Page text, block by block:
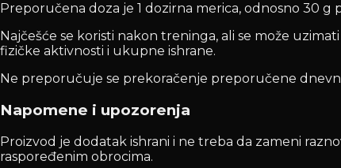
Preporučena doza je 1 dozirna merica, odnosno 30
Najčešće se koristi nakon treninga, ali se može
fizičke aktivnosti i ukupne ishrane.
Ne preporučuje se prekoračenje preporučene
Napomene i upozorenja
Proizvod je dodatak ishrani i ne treba da zameni
raspoređenim obrocima.